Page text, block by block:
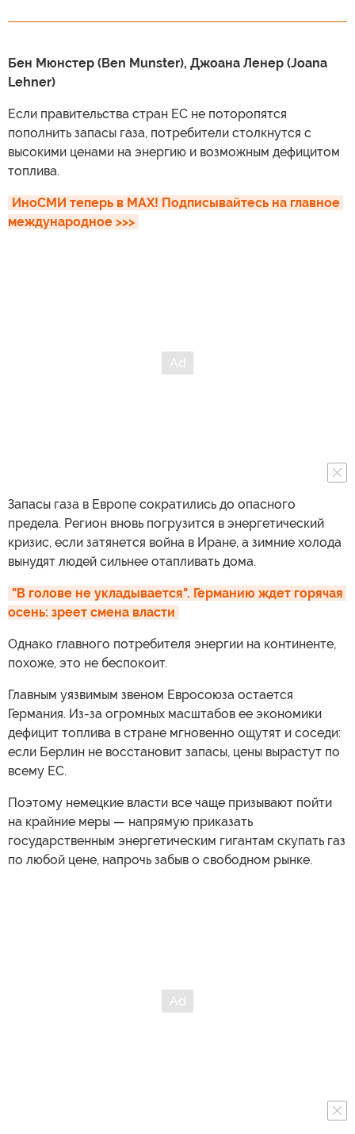
Бен Мюнстер (Ben Munster), Джоана Ленер (Joana
Lehner)
Если правительства стран ЕС не поторопятся
пополнить запасы газа, потребители столкнутся с
высокими ценами на энергию и возможным дефицитом
топлива.
ИноСМИ теперь в MAX! Подписывайтесь на главное
международное >>>
Запасы газа в Европе сократились до опасного
предела. Регион вновь погрузится в энергетический
кризис, если затянется война в Иране, а зимние холода
вынудят людей сильнее отапливать дома.
"В голове не укладывается". Германию ждет горячая
осень: зреет смена власти
Однако главного потребителя энергии на континенте,
похоже, это не беспокоит.
Главным уязвимым звеном Евросоюза остается
Германия. Из-за огромных масштабов ее экономики
дефицит топлива в стране мгновенно ощутят и соседи:
если Берлин не восстановит запасы, цены вырастут по
всему ЕС.
Поэтому немецкие власти все чаще призывают пойти
на крайние меры — напрямую приказать
государственным энергетическим гигантам скупать газ
по любой цене, напрочь забыв о свободном рынке.